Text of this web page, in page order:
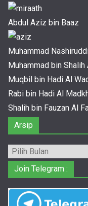
Abdul Aziz bin Baaz
Muhammad
Muhammad bin
Muqbil bin Hadi Al
Rabi bin Hadi Al
Shalih bin Fauzan Al
Arsip
Arsip
Join Telegram :